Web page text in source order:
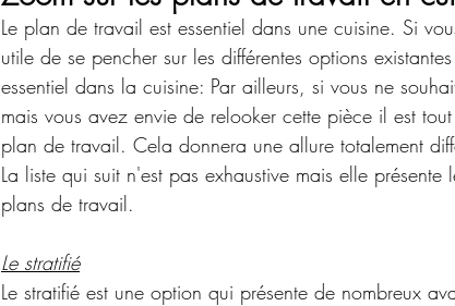
Le plan de travail est essentiel dans une cuisine. Si
utile de se pencher sur les différentes options
essentiel dans la cuisine: Par ailleurs, si vous ne
mais vous avez envie de relooker cette pièce il est
plan de travail. Cela donnera une allure totalement
La liste qui suit n'est pas exhaustive mais elle
plans de travail.
Le stratifié
Le stratifié est une option qui présente de nombreux